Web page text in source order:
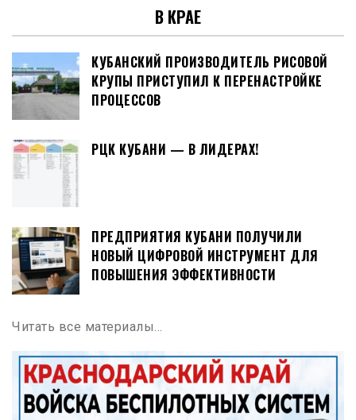
В КРАЕ
КУБАНСКИЙ ПРОИЗВОДИТЕЛЬ РИСОВОЙ
КРУПЫ ПРИСТУПИЛ К ПЕРЕНАСТРОЙКЕ
ПРОЦЕССОВ
РЦК КУБАНИ — В ЛИДЕРАХ!
ПРЕДПРИЯТИЯ КУБАНИ ПОЛУЧИЛИ
НОВЫЙ ЦИФРОВОЙ ИНСТРУМЕНТ ДЛЯ
ПОВЫШЕНИЯ ЭФФЕКТИВНОСТИ
Читать все материалы…